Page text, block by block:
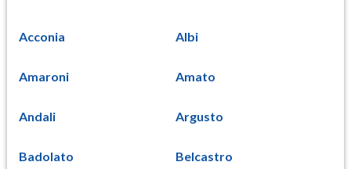
Acconia Albi
Amaroni Amato
Andali Argusto
Badolato Belcastro